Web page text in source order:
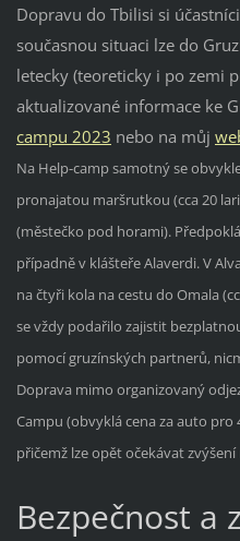
Dopravu do Tbilisi si
současnou situaci lze do
letecky (teoreticky i po zemi
aktualizované informace ke
campu 2023 nebo na můj
Na Help-camp samotný se
pronajatou maršrutkou (cca 20
(městečko pod horami).
případně v klášteře Alaverdi. V
na čtyři kola na cestu do Omala
se vždy podařilo zajistit
pomocí gruzínských partnerů,
Doprava mimo organizovaný
Campu (obvyklá cena za auto
přičemž lze opět očekávat
Bezpečnost a